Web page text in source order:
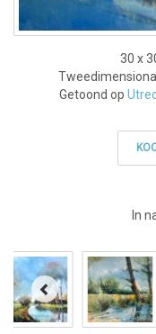
30 x
Getoond op
In